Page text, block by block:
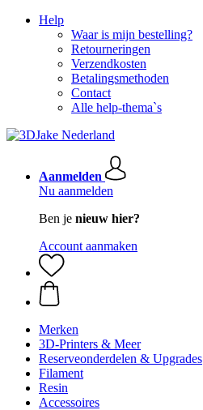
Help
Waar is mijn bestelling?
Retourneringen
Verzendkosten
Betalingsmethoden
Contact
Alle help-thema`s
Aanmelden
Nu aanmelden
Ben je nieuw hier?
Account aanmaken
Merken
3D-Printers & Meer
Reserveonderdelen & Upgrades
Filament
Resin
Accessoires